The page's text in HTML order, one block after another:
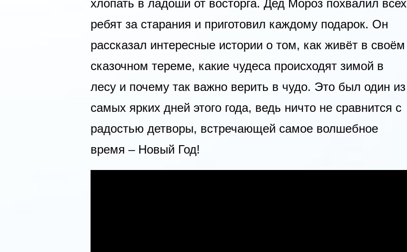
хлопать в ладоши от восторга. Дед Мороз похвалил всех
ребят за старания и приготовил каждому подарок. Он
рассказал интересные истории о том, как живёт в своём
сказочном тереме, какие чудеса происходят зимой в
лесу и почему так важно верить в чудо. Это был один из
самых ярких дней этого года, ведь ничто не сравнится с
радостью детворы, встречающей самое волшебное
время – Новый Год!